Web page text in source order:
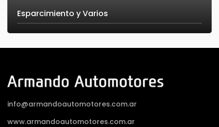
Esparcimiento y Varios
info@armandoautomotores.com.ar
www.armandoautomotores.com.ar